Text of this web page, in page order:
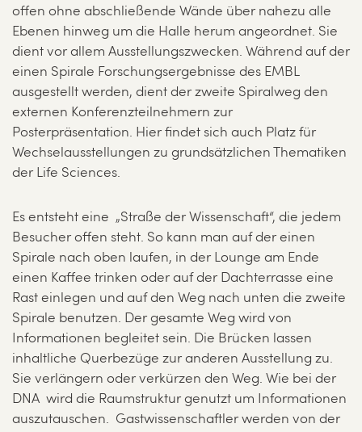
offen ohne abschließende Wände über nahezu alle
Ebenen hinweg um die Halle herum angeordnet. Sie
dient vor allem Ausstellungszwecken. Während auf der
einen Spirale Forschungsergebnisse des EMBL
ausgestellt werden, dient der zweite Spiralweg den
externen Konferenzteilnehmern zur
Posterpräsentation. Hier findet sich auch Platz für
Wechselausstellungen zu grundsätzlichen Thematiken
der Life Sciences.
Es entsteht eine „Straße der Wissenschaft“, die jedem
Besucher offen steht. So kann man auf der einen
Spirale nach oben laufen, in der Lounge am Ende
einen Kaffee trinken oder auf der Dachterrasse eine
Rast einlegen und auf den Weg nach unten die zweite
Spirale benutzen. Der gesamte Weg wird von
Informationen begleitet sein. Die Brücken lassen
inhaltliche Querbezüge zur anderen Ausstellung zu.
Sie verlängern oder verkürzen den Weg. Wie bei der
DNA wird die Raumstruktur genutzt um Informationen
auszutauschen. Gastwissenschaftler werden von der